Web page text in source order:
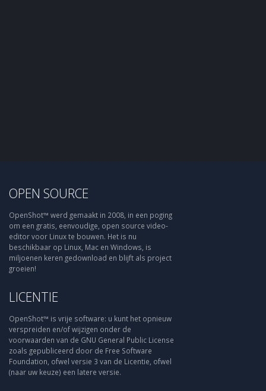
OPEN SOURCE
OpenShot™ werd gemaakt in 2008, in een poging
om een gratis, eenvoudige, open source video-
editor voor Linux te bouwen. Het is nu
beschikbaar op Linux, Mac en Windows, is
miljoenen keren gedownload en blijft als project
groeien!
LICENTIE
OpenShot™ is vrije software: u kunt het opnieuw
verspreiden en/of wijzigen onder de
voorwaarden van de GNU General Public License
zoals gepubliceerd door de Free Software
Foundation, ofwel versie 3 van de Licentie, ofwel
(naar uw keuze) een latere versie.